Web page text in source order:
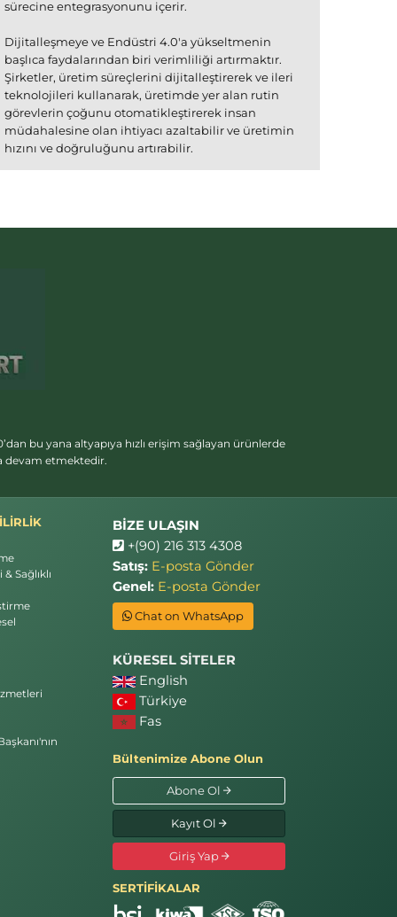
sürecine entegrasyonunu içerir.
Dijitalleşmeye ve Endüstri 4.0'a yükseltmenin
başlıca faydalarından biri verimliliği artırmaktır.
Şirketler, üretim süreçlerini dijitalleştirerek ve ileri
teknolojileri kullanarak, üretimde yer alan rutin
görevlerin çoğunu otomatikleştirerek insan
müdahalesine olan ihtiyacı azaltabilir ve üretimin
hızını ve doğruluğunu artırabilir.
bu yana altyapıya hızlı erişim sağlayan ürünlerde
devam etmektedir.
Sağlıklı
BİZE ULAŞIN
+(90) 216 313 4308
Satış: E-posta Gönder
Genel: E-posta Gönder
Chat on WhatsApp
KÜRESEL SİTELER
English
Türkiye
Fas
Bültenimize Abone Olun
Abone Ol
Kayıt Ol
Giriş Yap
SERTİFİKALAR